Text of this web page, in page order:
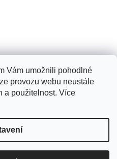
Vám umožnili pohodlné
provozu webu neustále
a použitelnost. Více